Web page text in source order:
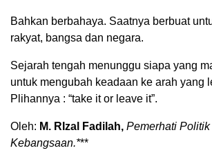
Bahkan berbahaya. Saatnya berbuat
rakyat, bangsa dan negara.
Sejarah tengah menunggu siapa yang
untuk mengubah keadaan ke arah yang
Plihannya : “take it or leave it”.
Oleh: M. RIzal Fadilah, Pemerhati Politik
Kebangsaan.***